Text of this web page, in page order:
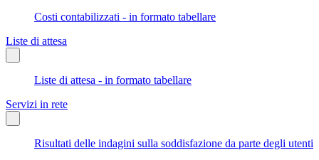
Costi contabilizzati - in formato tabellare
Liste di attesa
Liste di attesa - in formato tabellare
Servizi in rete
Risultati delle indagini sulla soddisfazione da parte degli utenti